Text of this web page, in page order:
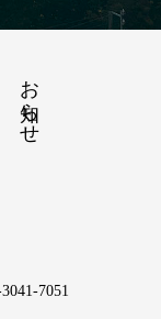
お知らせ
7051